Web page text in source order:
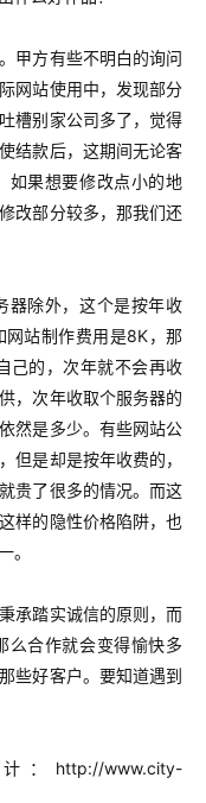
甲方有些不明白的询问
网站使用中，发现部分
槽别家公司多了，觉得
结款后，这期间无论客
如果想要修改点小的地
改部分较多，那我们还
器除外，这个是按年收
网站制作费用是8K，那
己的，次年就不会再收
，次年收取个服务器的
然是多少。有些网站公
但是却是按年收费的，
贵了很多的情况。而这
样的隐性价格陷阱，也
。
承踏实诚信的原则，而
么合作就会变得愉快多
些好客户。要知道遇到
： http://www.city-